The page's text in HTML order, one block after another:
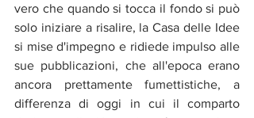
vero che quando si tocca il fondo si può
solo iniziare a risalire, la Casa delle Idee
si mise d'impegno e ridiede impulso alle
sue pubblicazioni, che all'epoca erano
ancora prettamente fumettistiche, a
differenza di oggi in cui il comparto